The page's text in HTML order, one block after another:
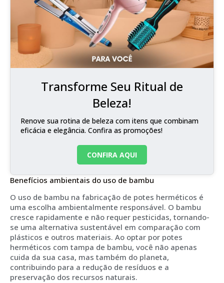
Transforme Seu Ritual de
Beleza!
Renove sua rotina de beleza com itens que combinam
eficácia e elegância. Confira as promoções!
CONFIRA AQUI
Benefícios ambientais do uso de bambu
O uso de bambu na fabricação de potes herméticos é
uma escolha ambientalmente responsável. O bambu
cresce rapidamente e não requer pesticidas, tornando-
se uma alternativa sustentável em comparação com
plásticos e outros materiais. Ao optar por potes
herméticos com tampa de bambu, você não apenas
cuida da sua casa, mas também do planeta,
contribuindo para a redução de resíduos e a
preservação dos recursos naturais.